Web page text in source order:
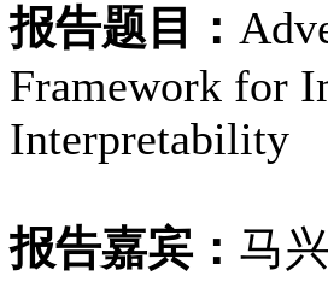
报告题目：
Framework for
Interpretability
报告嘉宾： 马